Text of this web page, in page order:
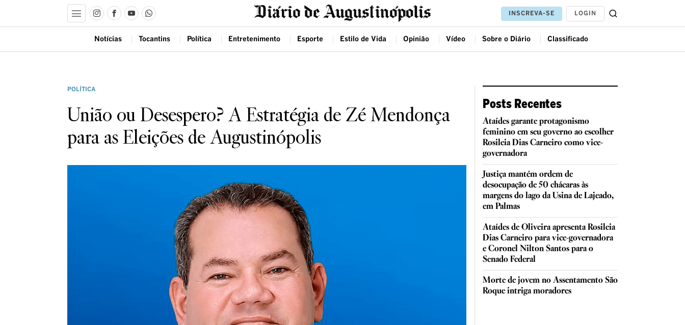
INSCREVA-SE LOGIN
Notícias Tocantins Política Entretenimento Esporte Estilo de Vida Opinião Vídeo Sobre o Diário Classificado
POLÍTICA
União ou Desespero? A Estratégia de Zé Mendonça
para as Eleições de Augustinópolis
Posts Recentes
Ataídes garante protagonismo
feminino em seu governo ao escolher
Rosileia Dias Carneiro como vice-
governadora
Justiça mantém ordem de
desocupação de 50 chácaras às
margens do lago da Usina de Lajeado,
em Palmas
Ataídes de Oliveira apresenta Rosileia
Dias Carneiro para vice-governadora
e Coronel Nilton Santos para o
Senado Federal
Morte de jovem no Assentamento São
Roque intriga moradores